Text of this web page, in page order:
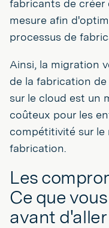
fabricants de créer
mesure afin
processus de
Ainsi, la migration
de la fabrication
sur le cloud est un
coûteux pour les
compétitivité sur le
fabrication.
Les
Ce que
avant